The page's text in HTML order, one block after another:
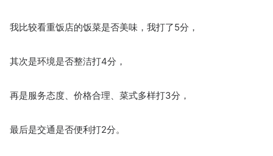
我比较看重饭店的饭菜是否美味，我打了5分，
其次是环境是否整洁打4分，
再是服务态度、价格合理、菜式多样打3分，
最后是交通是否便利打2分。